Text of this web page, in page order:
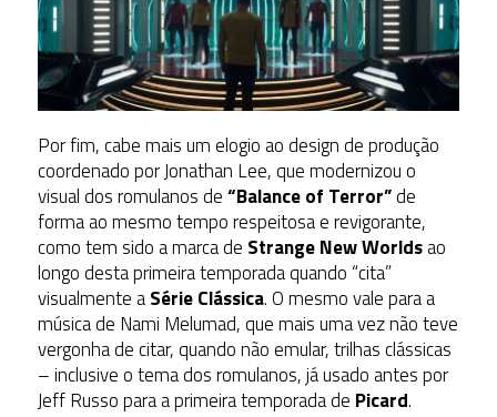
Por fim, cabe mais um elogio ao design de produção
coordenado por Jonathan Lee, que modernizou o
visual dos romulanos de“Balance of Terror”de
forma ao mesmo tempo respeitosa e revigorante,
como tem sido a marca de Strange New Worldsao
longo desta primeira temporada quando “cita”
visualmente aSérie Clássica. O mesmo vale para a
música de Nami Melumad, que mais uma vez não teve
vergonha de citar, quando não emular, trilhas clássicas
– inclusive o tema dos romulanos, já usado antes por
Jeff Russo para a primeira temporada de Picard.